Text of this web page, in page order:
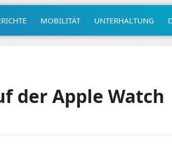
MOBILITÄT UNTERHALTUNG
der Apple Watch